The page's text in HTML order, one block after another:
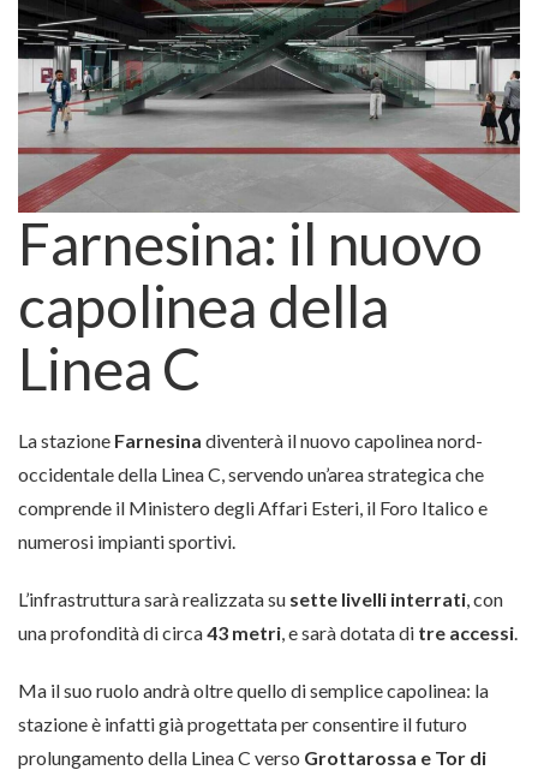
Farnesina: il nuovo
capolinea della
Linea C
La stazione Farnesina diventerà il nuovo capolinea nord-
occidentale della Linea C, servendo un’area strategica che
comprende il Ministero degli Affari Esteri, il Foro Italico e
numerosi impianti sportivi.
L’infrastruttura sarà realizzata su sette livelli interrati , con
una profondità di circa43 metri , e sarà dotata di tre accessi
Ma il suo ruolo andrà oltre quello di semplice capolinea: la
stazione è infatti già progettata per consentire il futuro
prolungamento della Linea C verso Grottarossa e Tor di